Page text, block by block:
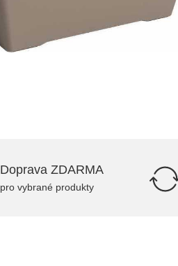
Doprava ZDARMA
pro vybrané produkty